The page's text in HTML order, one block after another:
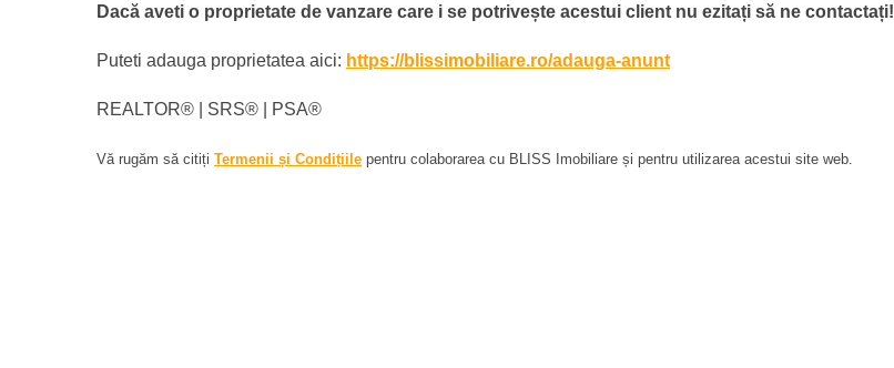
Dacă aveti o proprietate de vanzare care i se potrivește acestui client nu ezitați să ne contactați!
Puteti adauga proprietatea aici: https://blissimobiliare.ro/adauga-anunt
REALTOR®️ | SRS®️ | PSA®️
Vă rugăm să citiți Termenii și Condițiile pentru colaborarea cu BLISS Imobiliare și pentru utilizarea acestui site web.